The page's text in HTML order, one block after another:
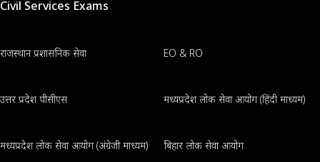
Civil Services Exams
राजस्थान प्रशासनिक सेवा EO & RO
उत्तर प्रदेश पीसीएस मध्यप्रदेश लोक सेवा आयोग (हिंदी माध्यम)
मध्यप्रदेश लोक सेवा आयोग (अंग्रेजी माध्यम) बिहार लोक सेवा आयोग